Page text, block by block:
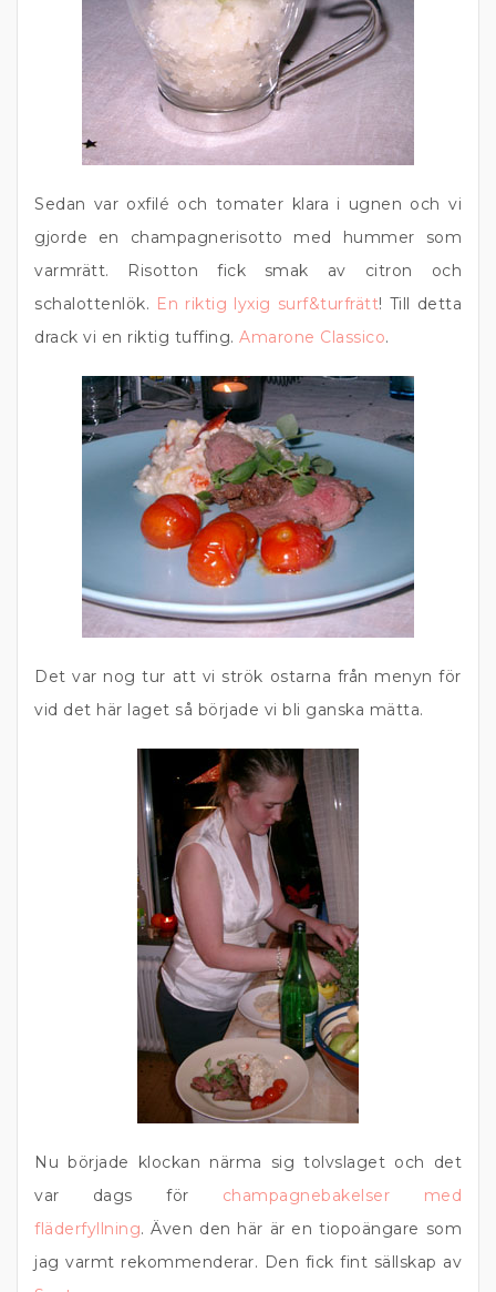
Sedan var oxfilé och tomater klara i ugnen och vi
gjorde en champagnerisotto med hummer som
varmrätt. Risotton fick smak av citron och
schalottenlök. En riktig lyxig surf&turfrätt! Till detta
drack vi en riktig tuffing. Amarone Classico.
Det var nog tur att vi strök ostarna från menyn för
vid det här laget så började vi bli ganska mätta.
Nu började klockan närma sig tolvslaget och det
var dags för champagnebakelser med
fläderfyllning. Även den här är en tiopoängare som
jag varmt rekommenderar. Den fick fint sällskap av